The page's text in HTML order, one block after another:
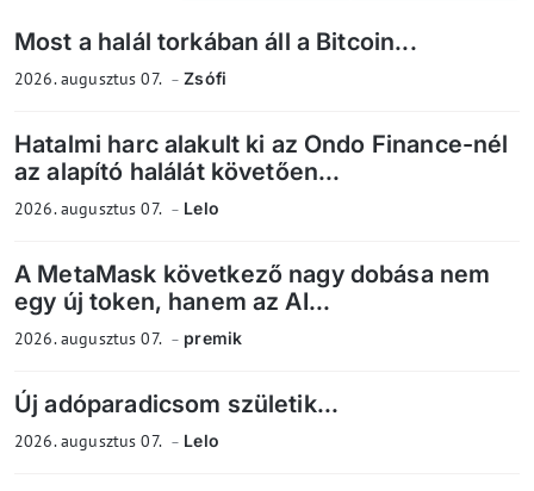
Most a halál torkában áll a Bitcoin...
2026. augusztus 07. Zsófi
Hatalmi harc alakult ki az Ondo Finance-nél
az alapító halálát követően...
2026. augusztus 07. Lelo
A MetaMask következő nagy dobása nem
egy új token, hanem az AI...
2026. augusztus 07. premik
Új adóparadicsom születik...
2026. augusztus 07. Lelo